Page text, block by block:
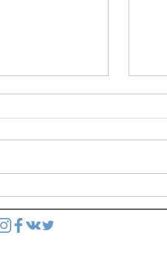
второго этажа